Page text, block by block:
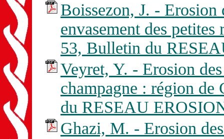
Boissezon, J. - Erosion
envasement des
53, Bulletin du
Veyret, Y. - Erosion
champagne : région
du RESEAU
Ghazi, M. - Erosion